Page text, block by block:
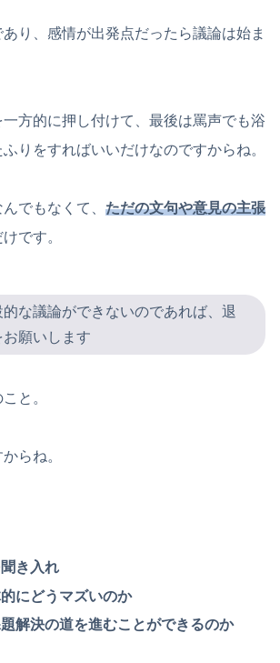
り、感情が出発点だったら議論は始ま
一方的に押し付けて、最後は罵声でも浴
りをすればいいだけなのですからね。
でもなくて、 ただの文句や意見の主張
です。
的な議論ができないのであれば、退
お願いします
と。
らね。
き入れ
にどうマズいのか
解決の道を進むことができるのか